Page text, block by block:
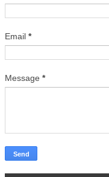
Email *
Message *